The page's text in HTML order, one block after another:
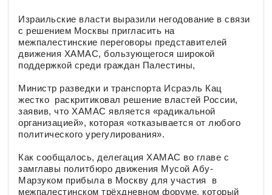
Израильские власти выразили негодование в связи
с решением Москвы пригласить на
межпалестинские переговоры представителей
движения ХАМАС, бользующегося широкой
поддержкой среди граждан Палестины,
Министр разведки и транспорта Исраэль Кац
жестко раскритиковал решение властей России,
заявив, что ХАМАС является «радикальной
организацией», которая «отказывается от любого
политического урегулирования».
Как сообщалось, делегация ХАМАС во главе с
замглавы политбюро движения Мусой Абу-
Марзуком прибыла в Москву для участия в
межпалестинском трёхдневном форуме, который